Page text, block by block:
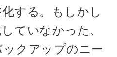
する。もしかし
ていなかった、
クアップのニー